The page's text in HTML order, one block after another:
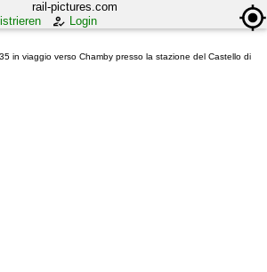
rail-pictures.com
Login
in viaggio verso Chamby presso la stazione del Castello di